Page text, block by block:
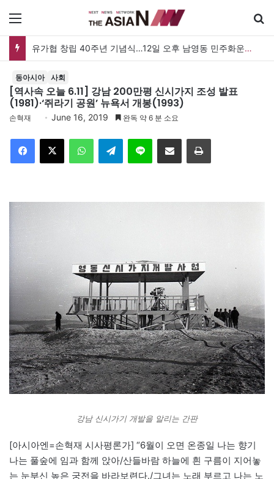
[아시아라운드업 20260807] 미얀마 대통령, 태국과 정상회담…아세안 관계개선 모색
동아시아 사회
[역사속 오늘 6.11] 강남 200만평 신시가지 조성 발표
(1981)·‘쥐라기 공원’ 뉴욕서 개봉(1993)
손혁재 June 16, 2019 완독 약 6 분 소요
Telegram 이메일
강남 신시가기 개발을 알리는 간판
[아시아엔=손혁재 시사평론가] “6월이 오면 온종일 나는 향기
나는 풀숲에 임과 함께 앉아/산들바람 하늘에 흰 구름이 지어놓
는 눈부신 높은 궁전을 바라보련다./그녀는 노래 부르고 나는 노